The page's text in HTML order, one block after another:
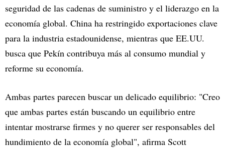
seguridad de las cadenas de suministro y el liderazgo en la
economía global. China ha restringido exportaciones clave
para la industria estadounidense, mientras que EE.UU.
busca que Pekín contribuya más al consumo mundial y
reforme su economía.
Ambas partes parecen buscar un delicado equilibrio: "Creo
que ambas partes están buscando un equilibrio entre
intentar mostrarse firmes y no querer ser responsables del
hundimiento de la economía global", afirma Scott